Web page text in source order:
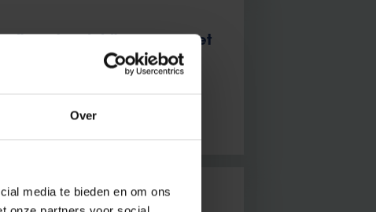
Over
media te bieden en om ons
pijn netwerk bij mensen met